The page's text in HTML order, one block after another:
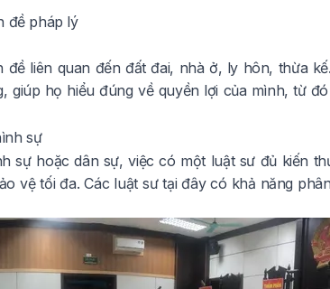
đề pháp lý
liên quan đến đất đai, nhà ở, ly hôn, thừa
giúp họ hiểu đúng về quyền lợi của mình, từ
sự
sự hoặc dân sự, việc có một luật sư đủ kiến
vệ tối đa. Các luật sư tại đây có khả năng